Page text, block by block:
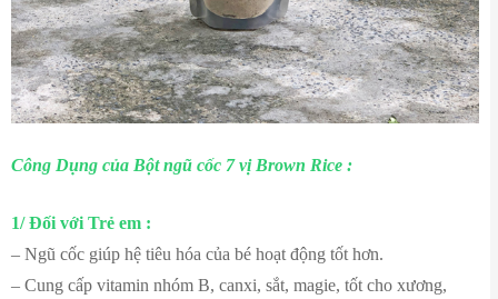
Công Dụng của Bột ngũ cốc 7 vị Brown Rice :
1/ Đối với Trẻ em :
– Ngũ cốc giúp hệ tiêu hóa của bé hoạt động tốt hơn.
– Cung cấp vitamin nhóm B, canxi, sắt, magie, tốt cho xương,